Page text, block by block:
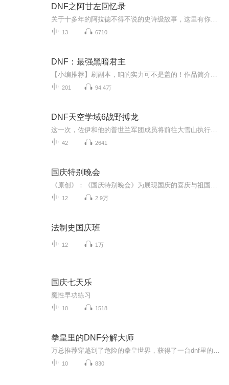
DNF之阿甘左回忆录
13 6710
DNF：最强黑暗君主
201 94.4万
DNF天空学域6战野搏龙
42 2641
国庆特别晚会
12 2.9万
法制史国庆班
12 1万
国庆七天乐
魔性早功练习
10 1518
拳皇里的DNF分解大师
10 830